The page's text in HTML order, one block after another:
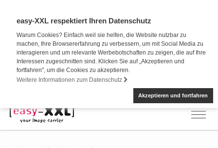
easy-XXL respektiert Ihren Datenschutz
Warum Cookies? Einfach weil sie helfen, die Website nutzbar zu
machen, Ihre Browsererfahrung zu verbessern, um mit Social Media zu
interagieren und um relevante Werbebotschaften zu zeigen, die auf Ihre
Interessen zugeschnitten sind. Klicken Sie auf „Akzeptieren und
fortfahren", um die Cookies zu akzeptieren.
Weitere Informationen zum Datenschutz
Akzeptieren und fortfahren